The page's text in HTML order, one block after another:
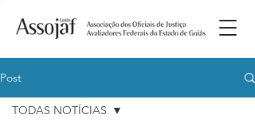
Post
TODAS NOTÍCIAS